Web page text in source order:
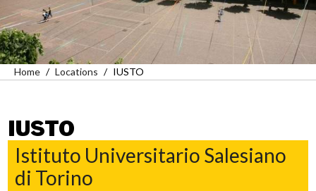
Home Locations IUSTO
IUSTO
Istituto Universitario Salesiano
di Torino